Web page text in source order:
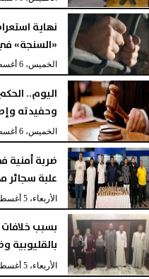
نهاية
«السنجة»
الخميس، 6 أغسطس 2026
اليوم..
وحفيدته وإصابة 11
الخميس، 6 أغسطس 2026
ضربة أمنية
علبة سجائر
الأربعاء، 5 أغسطس 2026
بسبب
بالقليوبية
الأربعاء، 5 أغسطس 2026